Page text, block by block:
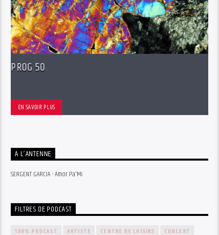
PROG 50
EN SAVOIR PLUS
A L’ANTENNE
SERGENT GARCIA - Amor Pa'Mi
FILTRES DE PODCAST
100% PODCAST ARTISTE CENTRE DE LOISIRS CONCERT